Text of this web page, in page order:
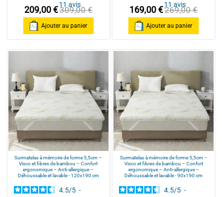
11 avis
209,00 €309,00 €
Ajouter au panier
11avis
169,00 €269,00 €
Ajouter au panier
Surmatelas à mémoire de forme 5,5cm –
Visco et fibres de bambou – Confort
ergonomique – Anti-allergique –
Déhoussable et lavable - 120x190 cm
4.5/5 -
Surmatelas à mémoire de forme 5,5cm –
Visco et fibres de bambou – Confort
ergonomique – Anti-allergique –
Déhoussable et lavable - 90x190 cm
4.5/5 -